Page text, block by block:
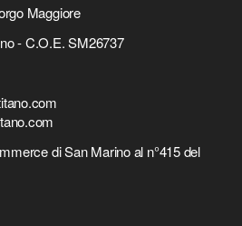
Maggiore
- C.O.E. SM26737
di San Marino al n°415 del